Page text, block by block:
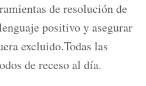
de resolución de
positivo y asegurar
excluido.Todas las
de receso al día.